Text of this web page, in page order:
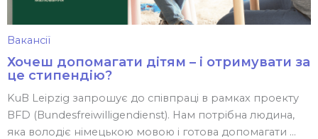
Вакансії
Хочеш допомагати дітям – і отримувати за
це стипендію?
KuB Leipzig запрошує до співпраці в рамках проекту
BFD (Bundesfreiwilligendienst). Нам потрібна людина,
яка володіє німецькою мовою і готова допомагати ...